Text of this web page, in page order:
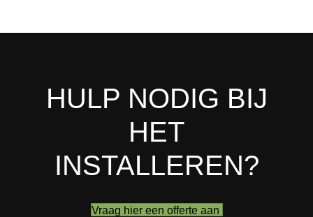
HULP NODIG BIJ
HET
INSTALLEREN?
Vraag hier een offerte aan